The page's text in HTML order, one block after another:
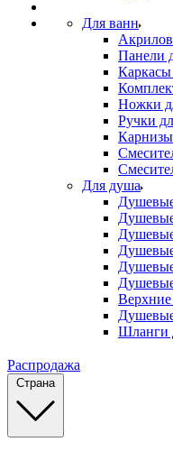
Для ванн
Панели
Каркасы
Ножки
Ручки
Для душа
Шланги
Распродажа
Страна